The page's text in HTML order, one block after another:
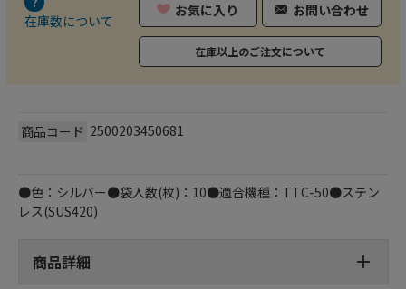
在庫数について
お気に入り お問い合わせ
在庫以上のご注文について
商品コード 2500203450681
●色：シルバー●袋入数(枚)：10●適合機種：TTC-50●ステン
レス(SUS420)
商品詳細